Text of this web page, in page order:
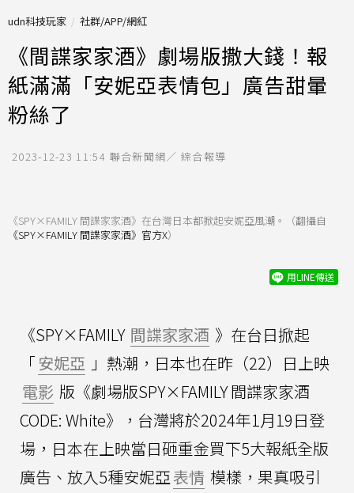
udn科技玩家 社群/APP/網紅
《間諜家家酒》劇場版撒大錢！報
紙滿滿「安妮亞表情包」廣告甜暈
粉絲了
2023-12-23 11:54 聯合新聞網／ 綜合報導
《SPY×FAMILY 間諜家家酒》在台灣日本都掀起安妮亞風潮。（翻攝自
《SPY×FAMILY 間諜家家酒》官方X）
用LINE傳送
《SPY×FAMILY 間諜家家酒 》在台日掀起
「安妮亞 」熱潮，日本也在昨（22）日上映
電影 版《劇場版SPY×FAMILY 間諜家家酒
CODE: White》，台灣將於2024年1月19日登
場，日本在上映當日砸重金買下5大報紙全版
廣告、放入5種安妮亞表情 模樣，果真吸引